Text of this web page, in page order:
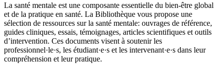
La santé mentale est une composante essentielle du bien-être global
et de la pratique en santé. La Bibliothèque vous propose une
sélection de ressources sur la santé mentale: ouvrages de référence,
guides cliniques, essais, témoignages, articles scientifiques et outils
d’intervention. Ces documents visent à soutenir les
professionnel·le·s, les étudiant·e·s et les intervenant·e·s dans leur
compréhension et leur pratique.